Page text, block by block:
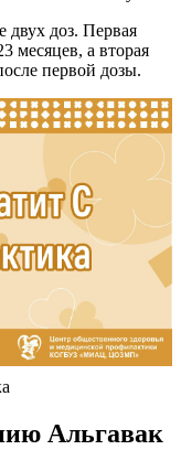
двух доз. Первая
месяцев, а вторая
первой дозы.
Альгавак